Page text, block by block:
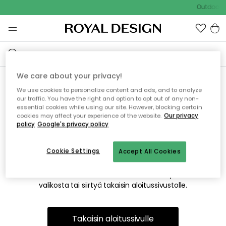
Outdoor
Emme valitettavasti löydä
etsimääsi sivua
Tämä voi johtua siitä, että sivua ei enää ole tai siitä, että se
on siirretty muualle. Pahoittelemme tästä mahdollisesti
valikosta tai siirtyä takaisin aloitussivustolle.
Takaisin aloitussivulle
We care about your privacy!
We use cookies to personalize content and ads, and to analyze
our traffic. You have the right and option to opt out of any non-
essential cookies while using our site. However, blocking certain
cookies may affect your experience of the website. Our privacy
policy Google's privacy policy
Accept All Cookies
Cookie Settings